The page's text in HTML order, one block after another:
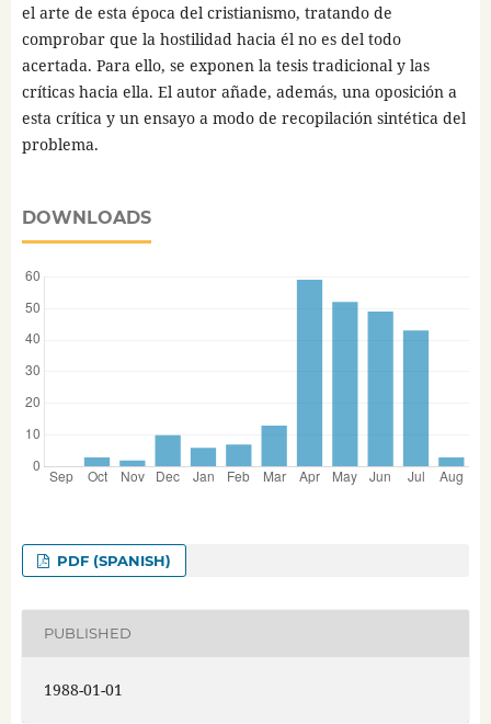
el arte de esta época del cristianismo, tratando de
comprobar que la hostilidad hacia él no es del todo
acertada. Para ello, se exponen la tesis tradicional y las
críticas hacia ella. El autor añade, además, una oposición a
esta crítica y un ensayo a modo de recopilación sintética del
problema.
DOWNLOADS
PDF (SPANISH)
PUBLISHED
1988-01-01